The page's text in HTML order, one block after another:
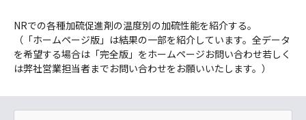
NRでの各種加硫促進剤の温度別の加硫性能を紹介する。
（「ホームページ版」は結果の一部を紹介しています。全データ
を希望する場合は「完全版」をホームページお問い合わせ若しく
は弊社営業担当者までお問い合わせをお願いいたします。）